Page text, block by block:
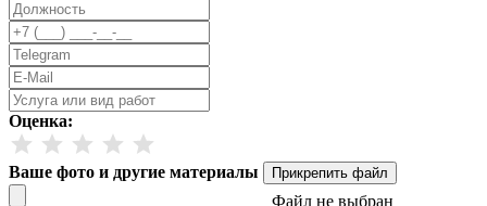
Оценка:
Ваше фото и другие материалы Прикрепить файл
Файл не выбран